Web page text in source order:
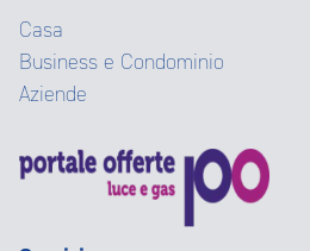
Casa
Business e Condominio
Aziende